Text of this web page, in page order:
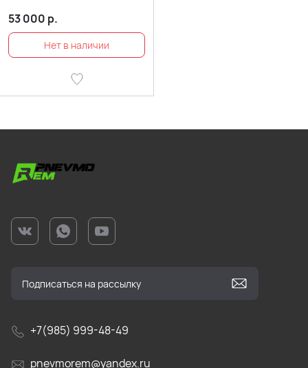
53 000 р.
+7(985) 999-48-49
pnevmorem@yandex.ru